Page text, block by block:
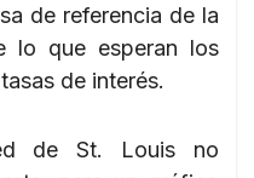
de referencia de la
lo que esperan los
de interés.
de St. Louis no